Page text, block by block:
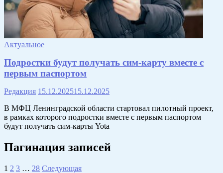
Актуальное
Подростки будут получать сим-карту вместе с
первым паспортом
Редакция 15.12.202515.12.2025
В МФЦ Ленинградской области стартовал пилотный проект,
в рамках которого подростки вместе с первым паспортом
будут получать сим-карты Yota
Пагинация записей
1 2 3 … 28 Следующая